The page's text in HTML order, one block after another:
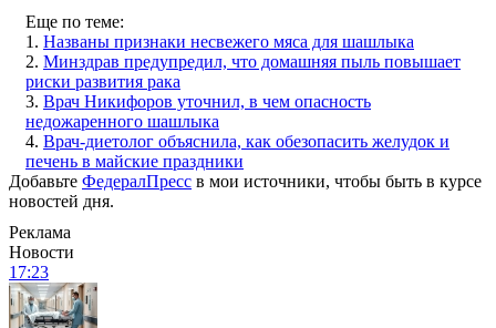
Еще по теме:
1. Названы признаки несвежего мяса для шашлыка
2. Минздрав предупредил, что домашняя пыль повышает
риски развития рака
3. Врач Никифоров уточнил, в чем опасность
недожаренного шашлыка
4. Врач-диетолог объяснила, как обезопасить желудок и
печень в майские праздники
Добавьте ФедералПресс в мои источники, чтобы быть в курсе
новостей дня.
Реклама
Новости
17:23